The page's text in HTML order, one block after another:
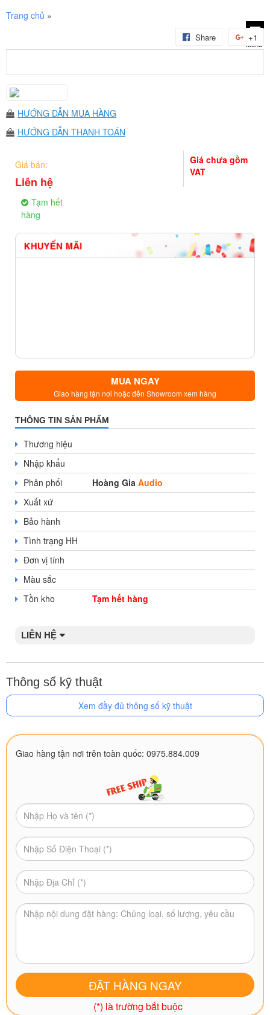
Menu
Trang chủ »
+1
Share
HƯỚNG DẪN MUA HÀNG
HƯỚNG DẪN THANH TOÁN
Giá bán:
Liên hệ
Giá chưa gồm
VAT
Tạm hết
hàng
MUA NGAY
Giao hàng tận nơi hoặc đến Showroom xem hàng
THÔNG TIN SẢN PHẨM
Thương hiệu
Nhập khẩu
Phân phối
Hoàng Gia Audio
Xuất xứ
Bảo hành
Tình trạng HH
Đơn vị tính
Màu sắc
Tồn kho
Tạm hết hàng
LIÊN HỆ
Thông số kỹ thuật
Xem đầy đủ thông số kỹ thuật
Giao hàng tận nơi trên toàn quốc: 0975.884.009
(*) là trường bắt buộc